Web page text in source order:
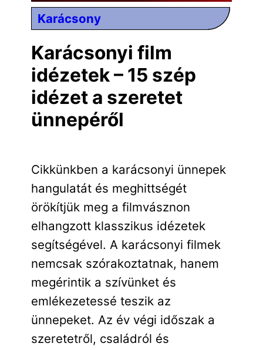
Karácsony
Karácsonyi film
idézetek – 15 szép
idézet a szeretet
ünnepéről
Cikkünkben a karácsonyi ünnepek
hangulatát és meghittségét
örökítjük meg a filmvásznon
elhangzott klasszikus idézetek
segítségével. A karácsonyi filmek
nemcsak szórakoztatnak, hanem
megérintik a szívünket és
emlékezetessé teszik az
ünnepeket. Az év végi időszak a
szeretetről, családról és